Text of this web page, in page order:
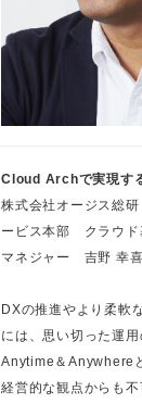
Cloud Archで実現す
株式会社オージス総
ービス本部 クラウド
マネジャー 吉野 幸喜
DXの推進やより柔軟
には、思い切った運
Anytime＆Anywhere
経営的な観点からも不